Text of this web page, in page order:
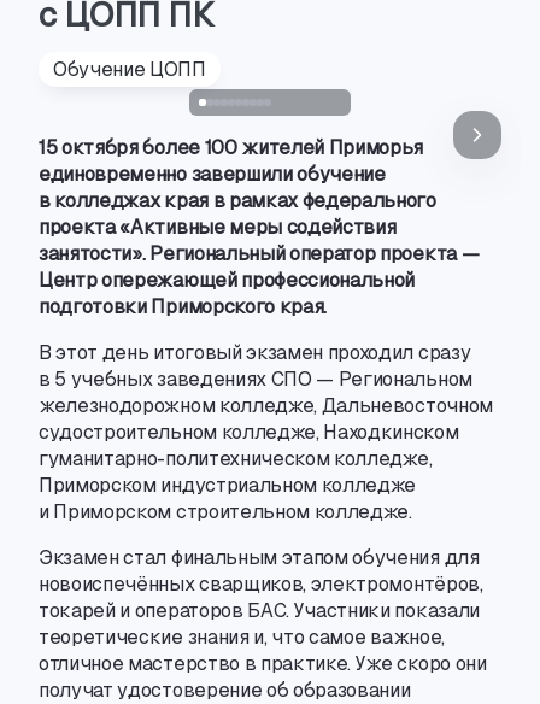
с ЦОПП ПК
Обучение ЦОПП
15 октября более 100 жителей Приморья
единовременно завершили обучение
в колледжах края в рамках федерального
проекта «Активные меры содействия
занятости». Региональный оператор проекта —
Центр опережающей профессиональной
подготовки Приморского края.
В этот день итоговый экзамен проходил сразу
в 5 учебных заведениях СПО — Региональном
железнодорожном колледже, Дальневосточном
судостроительном колледже, Находкинском
гуманитарно-политехническомколледже,
Приморском индустриальном колледже
и Приморском строительном колледже.
Экзамен стал финальным этапом обучения для
новоиспечённых сварщиков, электромонтёров,
токарей и операторов БАС. Участники показали
теоретические знания и, что самое важное,
отличное мастерство в практике. Уже скоро они
получат удостоверение об образовании